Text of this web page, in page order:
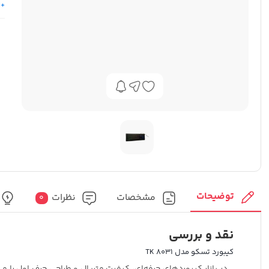
توضیحات مشخصات نظرات 0
نقد و بررسی
کیبورد تسکو مدل TK 8031